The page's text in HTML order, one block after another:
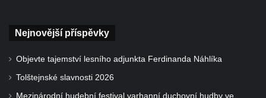
Nejnovější příspěvky
Objevte tajemství lesního adjunkta Ferdinanda Náhlíka
Tolštejnské slavnosti 2026
Mezinárodní hudební festival varhanní duchovní hudby ve